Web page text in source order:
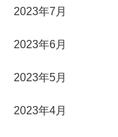
2023年7月
2023年6月
2023年5月
2023年4月